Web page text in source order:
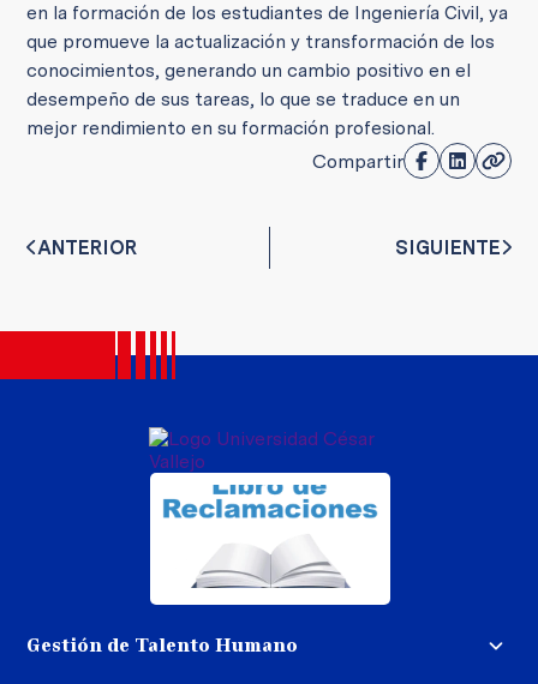
en la formación de los estudiantes de Ingeniería Civil, ya
que promueve la actualización y transformación de los
conocimientos, generando un cambio positivo en el
desempeño de sus tareas, lo que se traduce en un
mejor rendimiento en su formación profesional.
Compartir
ANTERIOR SIGUIENTE
Gestión de Talento Humano